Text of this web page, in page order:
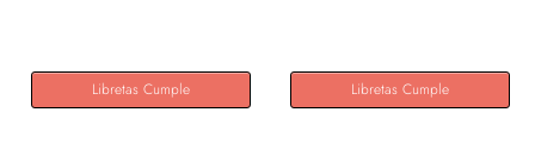
Libretas Cumple Libretas Cumple